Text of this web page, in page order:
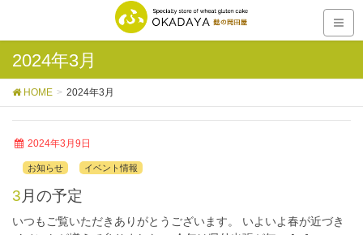
2024年3月
HOME 2024年3月
2024年3月9日
お知らせ イベント情報
3月の予定
いつもご覧いただきありがとうございます。 いよいよ春が近づき